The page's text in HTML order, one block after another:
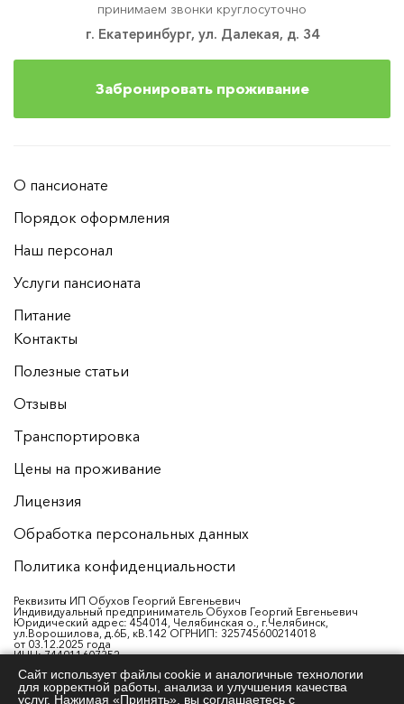
г. Екатеринбург, ул. Далекая, д. 34
принимаем звонки круглосуточно
Забронировать проживание
О пансионате
Порядок оформления
Наш персонал
Услуги пансионата
Питание
Контакты
Полезные статьи
Отзывы
Транспортировка
Цены на проживание
Лицензия
Обработка персональных данных
Политика конфиденциальности
Реквизиты ИП Обухов Георгий Евгеньевич
Индивидуальный предприниматель Обухов Георгий Евгеньевич
Юридический адрес: 454014, Челябинская о., г.Челябинск,
ул.Ворошилова, д.6Б, кВ.142 ОГРНИП: 325745600214018
от 03.12.2025 года
ИНН: 744911607352
Банк: ФИЛИАЛ «ЕКАТЕРИНБУРГСКИЙ» АО «АЛЬФА-БАНК»
ИНН банка: 7728168971
БИК: 046577964
Сайт использует файлы cookie и аналогичные технологии
для корректной работы, анализа и улучшения качества
услуг. Нажимая «Принять», вы соглашаетесь с